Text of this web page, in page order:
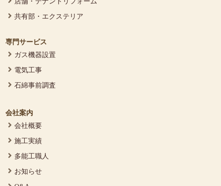
共有部・エクステリア
専門サービス
ガス機器設置
電気工事
石綿事前調査
会社案内
会社概要
施工実績
多能工職人
お知らせ